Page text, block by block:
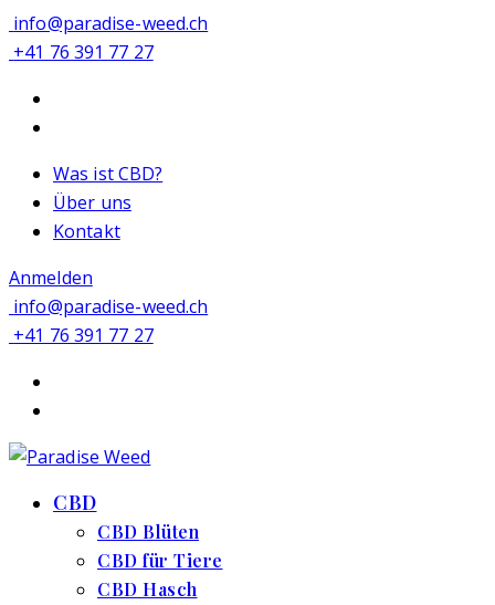
info@paradise-weed.ch
+41 76 391 77 27
Was ist CBD?
Über uns
Kontakt
Anmelden
info@paradise-weed.ch
+41 76 391 77 27
CBD
CBD Blüten
CBD für Tiere
CBD Hasch